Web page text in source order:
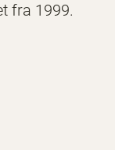
fra 1999.